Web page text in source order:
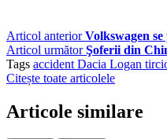
Articol anterior Volkswagen
Articol următor Şoferii din
Tags accident Dacia Logan tir
Citește toate articolele
Articole similare